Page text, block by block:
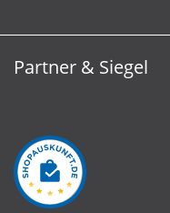
Partner & Siegel